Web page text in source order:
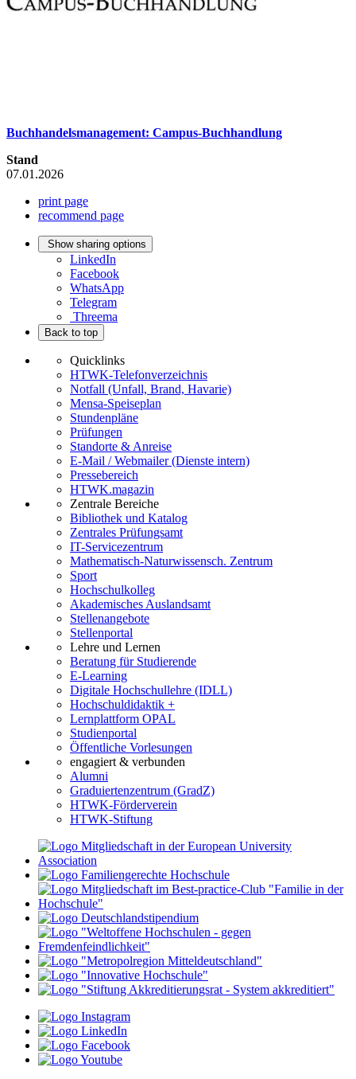
Buchhandelsmanagement: Campus-Buchhandlung
Stand
07.01.2026
print page
recommend page
Show sharing options
LinkedIn
Facebook
WhatsApp
Telegram
Threema
Back to top
Quicklinks
HTWK-Telefonverzeichnis
Notfall (Unfall, Brand, Havarie)
Mensa-Speiseplan
Stundenpläne
Prüfungen
Standorte & Anreise
E-Mail / Webmailer (Dienste intern)
Pressebereich
HTWK.magazin
Zentrale Bereiche
Bibliothek und Katalog
Zentrales Prüfungsamt
IT-Servicezentrum
Mathematisch-Naturwissensch. Zentrum
Sport
Hochschulkolleg
Akademisches Auslandsamt
Stellenangebote
Stellenportal
Lehre und Lernen
Beratung für Studierende
E-Learning
Digitale Hochschullehre (IDLL)
Hochschuldidaktik +
Lernplattform OPAL
Studienportal
Öffentliche Vorlesungen
engagiert & verbunden
Alumni
Graduiertenzentrum (GradZ)
HTWK-Förderverein
HTWK-Stiftung